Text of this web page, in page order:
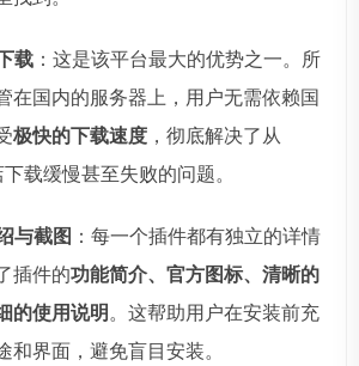
载 ：这是该平台最大的优势之一。所
在国内的服务器上，用户无需依赖国
极快的下载速度 ，彻底解决了从
载缓慢甚至失败的问题。
与截图 ：每一个插件都有独立的详情
插件的功能简介、官方图标、清晰的
的使用说明。这帮助用户在安装前充
界面，避免盲目安装。